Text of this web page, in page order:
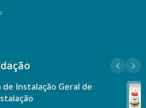
de Instalação Geral de